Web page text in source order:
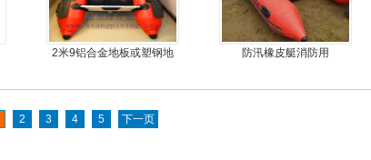
2米9铝合金地板或塑钢地
防汛橡皮艇消防用
2 3 4 5 下一页